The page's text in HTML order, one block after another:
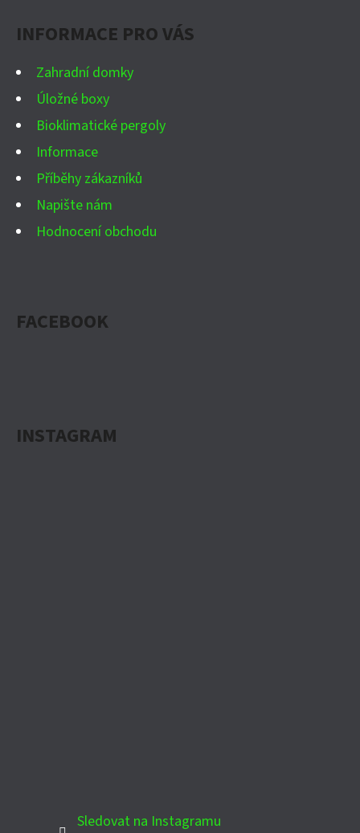
INFORMACE PRO VÁS
Zahradní domky
Úložné boxy
Bioklimatické pergoly
Informace
Příběhy zákazníků
Napište nám
Hodnocení obchodu
FACEBOOK
INSTAGRAM
Sledovat na Instagramu